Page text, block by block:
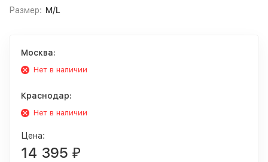
Размер: M/L
Москва:
Нет в наличии
Краснодар:
Нет в наличии
Цена:
14 395 ₽